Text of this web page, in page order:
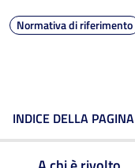
Normativa di riferimento
INDICE DELLA PAGINA